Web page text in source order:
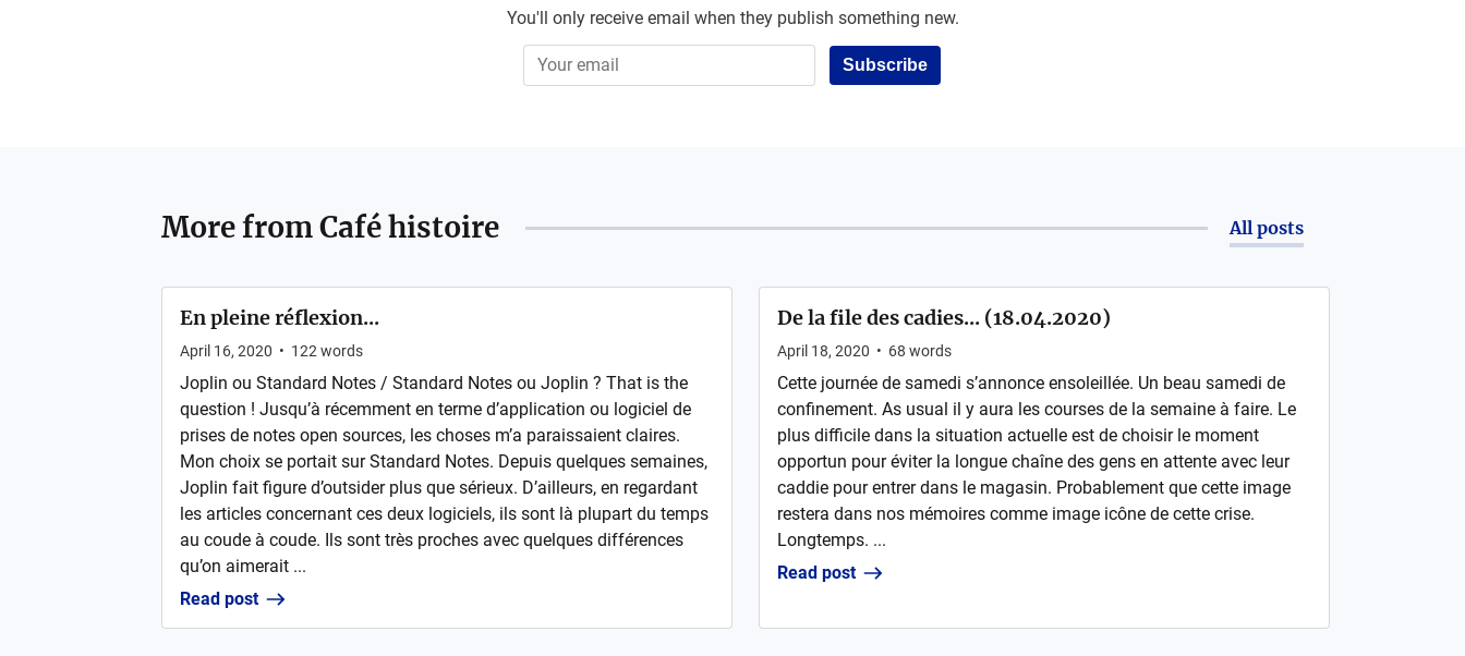
You'll only receive email when they publish something new.
Subscribe
More fromCafé histoire All posts
En pleine réflexion...
April 16, 2020 • 122 words
Joplin ou Standard Notes / Standard Notes ou Joplin ? That is the
question ! Jusqu’à récemment en terme d’application ou logiciel de
prises de notes open sources, les choses m’a paraissaient claires.
Mon choix se portait sur Standard Notes. Depuis quelques semaines,
Joplin fait figure d’outsider plus que sérieux. D’ailleurs, en regardant
les articles concernant ces deux logiciels, ils sont là plupart du temps
au coude à coude. Ils sont très proches avec quelques différences
qu’on aimerait ...
Read post
De la file des cadies... (18.04.2020)
April 18, 2020 • 68 words
Cette journée de samedi s’annonce ensoleillée. Un beau samedi de
confinement. As usual il y aura les courses de la semaine à faire. Le
plus difficile dans la situation actuelle est de choisir le moment
opportun pour éviter la longue chaîne des gens en attente avec leur
caddie pour entrer dans le magasin. Probablement que cette image
restera dans nos mémoires comme image icône de cette crise.
Longtemps. ...
Read post